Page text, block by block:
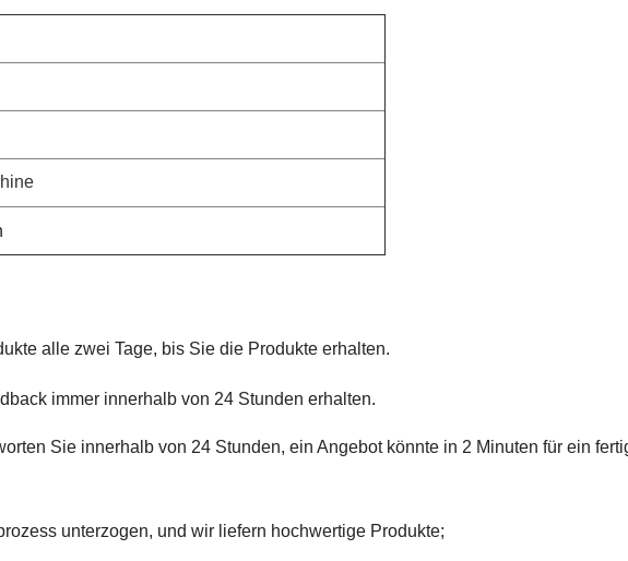
alle zwei Tage, bis Sie die Produkte erhalten.
immer innerhalb von 24 Stunden erhalten.
Sie innerhalb von 24 Stunden, ein Angebot könnte in 2 Minuten für ein
unterzogen, und wir liefern hochwertige Produkte;